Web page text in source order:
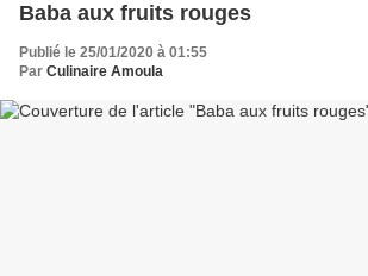
Baba aux fruits rouges
Publié le 25/01/2020 à 01:55
Par Culinaire Amoula